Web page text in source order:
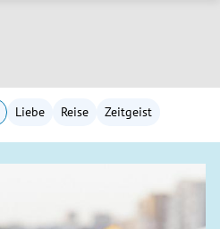
Liebe Reise Zeitgeist